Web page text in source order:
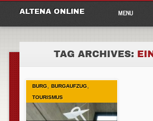
ALTENA ONLINE
Main
menu
content
MENU
TAG ARCHIVES:
BURG, BURGAUFZUG,
TOURISMUS